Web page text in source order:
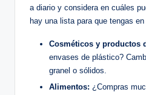
a diario y considera en cuáles
hay una lista para que tengas
Cosméticos y productos
envases de plástico?
granel o sólidos.
Alimentos: ¿Compras